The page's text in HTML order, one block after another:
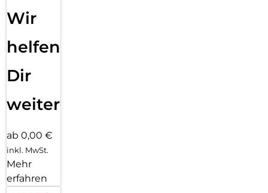
Wir
helfen
Dir
weiter
ab 0,00 €
inkl. MwSt.
Mehr
erfahren